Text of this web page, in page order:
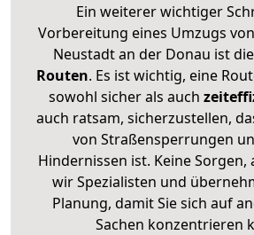
Ein weiterer wichtiger
Vorbereitung eines Umzugs
Neustadt an der Donau ist die
Routen. Es ist wichtig, eine
sowohl sicher als auch
auch ratsam, sicherzustellen,
von Straßensperrungen
Hindernissen ist. Keine Sorgen,
wir Spezialisten und
Planung, damit Sie sich auf
Sachen konzentrieren